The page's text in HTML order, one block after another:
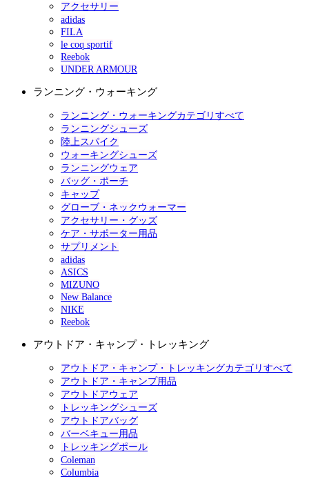
アクセサリー
adidas
FILA
le coq sportif
Reebok
UNDER ARMOUR
ランニング・ウォーキング
ランニング・ウォーキングカテゴリすべて
ランニングシューズ
陸上スパイク
ウォーキングシューズ
ランニングウェア
バッグ・ポーチ
キャップ
グローブ・ネックウォーマー
アクセサリー・グッズ
ケア・サポーター用品
サプリメント
adidas
ASICS
MIZUNO
New Balance
NIKE
Reebok
アウトドア・キャンプ・トレッキング
アウトドア・キャンプ・トレッキングカテゴリすべて
アウトドア・キャンプ用品
アウトドアウェア
トレッキングシューズ
アウトドアバッグ
バーベキュー用品
トレッキングポール
Coleman
Columbia